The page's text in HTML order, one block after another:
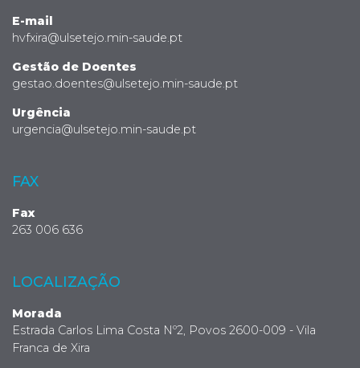
E-mail
hvfxira@ulsetejo.min-saude.pt
Gestão de Doentes
gestao.doentes@ulsetejo.min-saude.pt
Urgência
urgencia@ulsetejo.min-saude.pt
FAX
Fax
263 006 636
LOCALIZAÇÃO
Morada
Estrada Carlos Lima Costa Nº2, Povos 2600-009 - Vila
Franca de Xira